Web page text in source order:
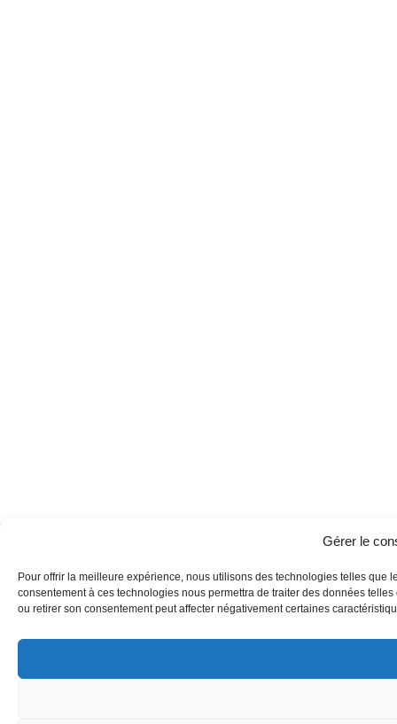
Gérer le
Pour offrir la meilleure expérience, nous utilisons des technologies telles
consentement à ces technologies nous permettra de traiter des données
ou retirer son consentement peut affecter négativement certaines